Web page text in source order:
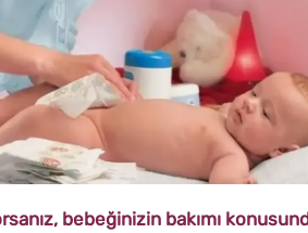
bebeğinizin bakımı